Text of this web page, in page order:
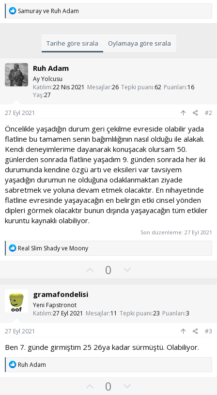
T
p
r
:
Samurayve Ruh Adam
Tarihe göre sırala Oylamaya göre sırala
Ruh Adam
Ay Yolcusu
Katılım 22 Nis 2021 Mesajlar26 Tepki puanı 62 Puanları 16
Yaş 27
27 Eyl 2021 #2
Öncelikle yaşadığın durum geri çekilme evreside olabilir yada
flatline bu tamamen senin bağımlılığının nasıl olduğu ile alakalı.
Kendi deneyimlerime dayanarak konuşacak olursam 50.
günlerden sonrada flatline yaşadım 9. günden sonrada her iki
durumunda kendine özgü artı ve eksileri var tavsiyem
yaşadığın durumun ne olduğuna odaklanmaktan ziyade
sabretmek ve yoluna devam etmek olacaktır. En nihayetinde
flatline evresinde yaşayacağın en belirgin etki cinsel yönden
dipleri görmek olacaktır bunun dışında yaşayacağın tüm etkiler
kuruntu kaynaklı olabiliyor.
Son düzenleme: 27 Eyl 2021
T
e
:
Real Slim Shadyve Moony
O0
s
o
gramafondelisi
Yeni Fapstronot
Katılım 27 Eyl 2021 Mesajlar 11 Tepki puanı 23 Puanları 3
27 Eyl 2021 #3
Ben 7. günde girmiştim 25 26ya kadar sürmüştü. Olabiliyor.
T
Ruh Adam
O0